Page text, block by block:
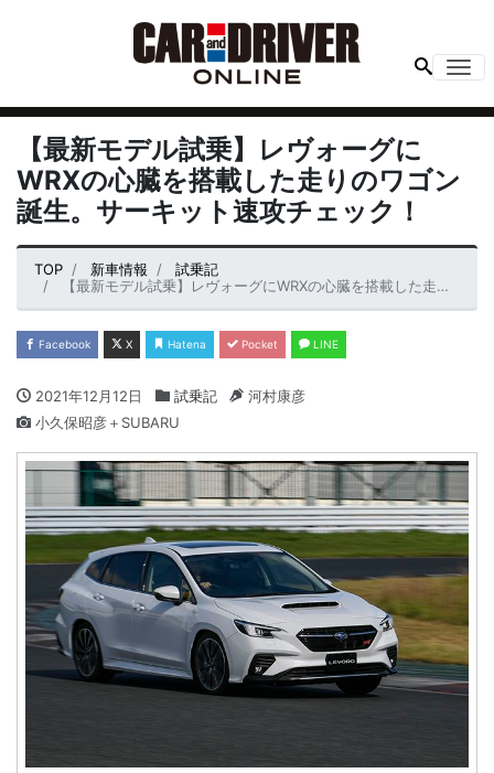
【最新モデル試乗】レヴォーグに
WRXの心臓を搭載した走りのワゴン
誕生。サーキット速攻チェック！
TOP 新車情報
試乗記
【最新モデル試乗】レヴォーグにWRXの心臓を搭載した走りのワゴン誕生。サーキット速攻チェック！
Facebook X Hatena Pocket LINE
2021年12月12日 試乗記
河村康彦
小久保昭彦＋SUBARU